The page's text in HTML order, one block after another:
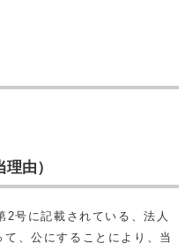
由）
2号に記載されている、法人
、公にすることにより、当